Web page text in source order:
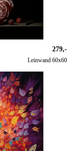
279,-
Leinwand 60x60